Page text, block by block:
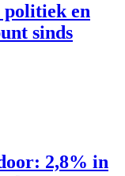
en
sinds
2,8% in